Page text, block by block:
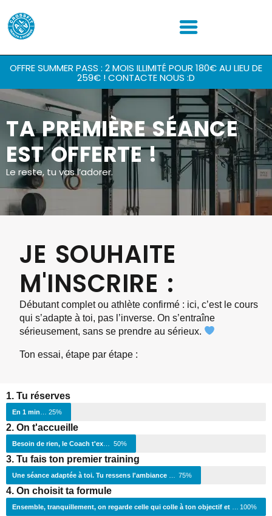
OFFRE SUMMER PASS : 2 MOIS ILLIMITÉ POUR 180€ AU LIEU DE
259€ ! CONTACTE NOUS :D
TA PREMIÈRE SÉANCE
EST OFFERTE !
Le reste, tu vas l’adorer.
JE SOUHAITE
M'INSCRIRE :
Débutant complet ou athlète confirmé : ici, c’est le cours
qui s’adapte à toi, pas l’inverse. On s’entraîne
sérieusement, sans se prendre au sérieux.
Ton essai, étape par étape :
1. Tu réserves
25%
2. On t'accueille
50%
3. Tu fais ton premier training
75%
4. On choisit ta formule
100%